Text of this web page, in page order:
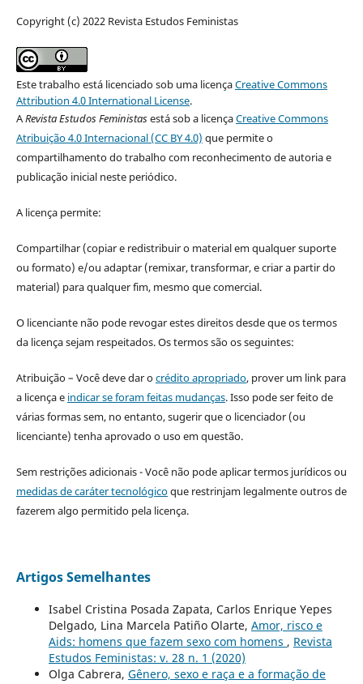
Copyright (c) 2022 Revista Estudos Feministas
Este trabalho está licenciado sob uma licençaCreative Commons
Attribution 4.0 International License.
ARevista Estudos Feministasestá sob a licençaCreative Commons
Atribuição 4.0 Internacional (CC BY 4.0) que permite o
compartilhamento do trabalho com reconhecimento de autoria e
publicação inicial neste periódico.
A licença permite:
Compartilhar (copiar e redistribuir o material em qualquer suporte
ou formato) e/ou adaptar (remixar, transformar, e criar a partir do
material) para qualquer fim, mesmo que comercial.
O licenciante não pode revogar estes direitos desde que os termos
da licença sejam respeitados. Os termos são os seguintes:
Atribuição – Você deve dar ocrédito apropriado, prover um link para
a licença e indicar se foram feitas mudanças. Isso pode ser feito de
várias formas sem, no entanto, sugerir que o licenciador (ou
licenciante) tenha aprovado o uso em questão.
Sem restrições adicionais - Você não pode aplicar termos jurídicos ou
medidas de caráter tecnológicoque restrinjam legalmente outros de
fazerem algo permitido pela licença.
Artigos Semelhantes
Isabel Cristina Posada Zapata, Carlos Enrique Yepes
Delgado, Lina Marcela Patiño Olarte, Amor, risco e
Aids: homens que fazem sexo com homens , Revista
Estudos Feministas: v. 28 n. 1 (2020)
Olga Cabrera, Gênero, sexo e raça e a formação de